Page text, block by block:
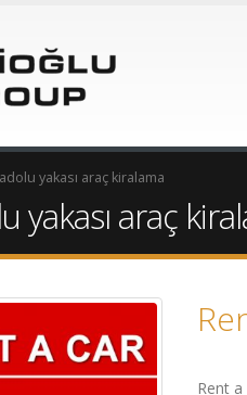
yakası araç kiralama
yakası araç
Rent a